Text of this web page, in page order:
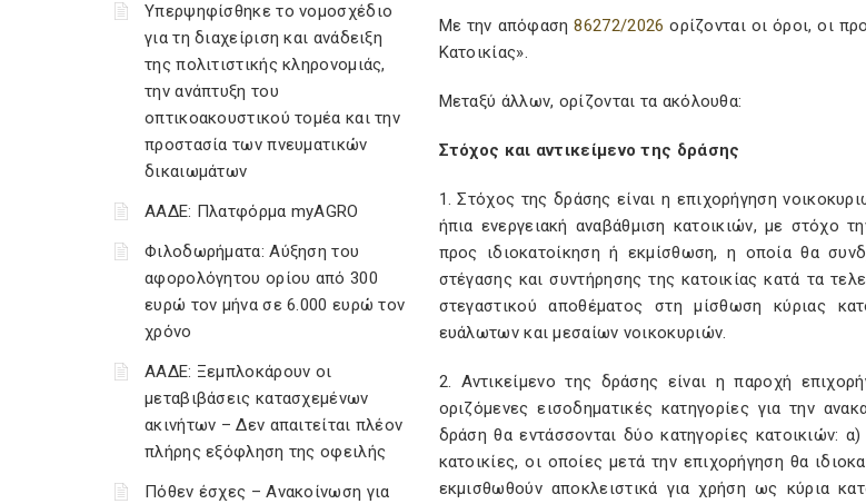
Υπερψηφίσθηκε το νομοσχέδιο
για τη διαχείριση και ανάδειξη
της πολιτιστικής κληρονομιάς,
την ανάπτυξη του
οπτικοακουστικού τομέα και την
προστασία των πνευματικών
δικαιωμάτων
ΑΑΔΕ: Πλατφόρμα myAGRO
Φιλοδωρήματα: Αύξηση του
αφορολόγητου ορίου από 300
ευρώ τον μήνα σε 6.000 ευρώ τον
χρόνο
ΑΑΔΕ: Ξεμπλοκάρουν οι
μεταβιβάσεις κατασχεμένων
ακινήτων – Δεν απαιτείται πλέον
πλήρης εξόφληση της οφειλής
Πόθεν έσχες – Ανακοίνωση για
Με την απόφαση86272/2026ορίζονται οι όροι, οι
Κατοικίας».
Μεταξύ άλλων, ορίζονται τα ακόλουθα:
Στόχος και αντικείμενο της δράσης
1. Στόχος της δράσης είναι η επιχορήγηση
ήπια ενεργειακή αναβάθμιση κατοικιών, με στόχο
προς ιδιοκατοίκηση ή εκμίσθωση, η οποία θα
στέγασης και συντήρησης της κατοικίας κατά τα
στεγαστικού αποθέματος στη μίσθωση κύριας
ευάλωτων και μεσαίων νοικοκυριών.
2. Αντικείμενο της δράσης είναι η παροχή
οριζόμενες εισοδηματικές κατηγορίες για την
δράση θα εντάσσονται δύο κατηγορίες κατοικιών:
κατοικίες, οι οποίες μετά την επιχορήγηση θα
εκμισθωθούν αποκλειστικά για χρήση ως κύρια